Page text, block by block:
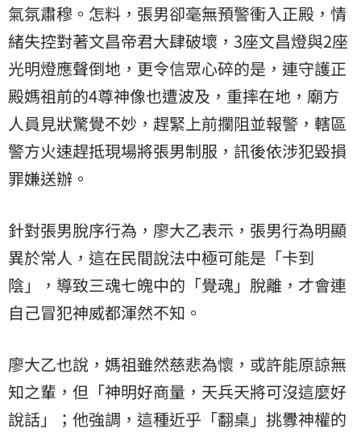
氣氛肅穆。怎料，張男卻毫無預警衝入正殿，情
緒失控對著文昌帝君大肆破壞，3座文昌燈與2座
光明燈應聲倒地，更令信眾心碎的是，連守護正
殿媽祖前的4尊神像也遭波及，重摔在地，廟方
人員見狀驚覺不妙，趕緊上前攔阻並報警，轄區
警方火速趕抵現場將張男制服，訊後依涉犯毀損
罪嫌送辦。
針對張男脫序行為，廖大乙表示，張男行為明顯
異於常人，這在民間說法中極可能是「卡到
陰」，導致三魂七魄中的「覺魂」脫離，才會連
自己冒犯神威都渾然不知。
廖大乙也說，媽祖雖然慈悲為懷，或許能原諒無
知之輩，但「神明好商量，天兵天將可沒這麼好
說話」；他強調，這種近乎「翻桌」挑釁神權的